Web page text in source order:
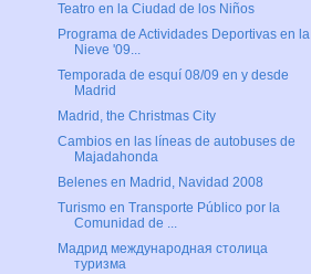
Teatro en la Ciudad de los Niños
Programa de Actividades Deportivas en la
Nieve '09...
Temporada de esquí 08/09 en y desde
Madrid
Madrid, the Christmas City
Cambios en las líneas de autobuses de
Majadahonda
Belenes en Madrid, Navidad 2008
Turismo en Transporte Público por la
Comunidad de ...
Мадрид международная столица
туризма